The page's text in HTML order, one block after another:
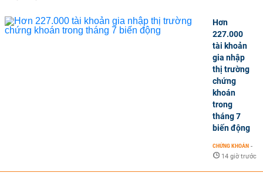
Hơn
227.000
tài khoản
gia nhập
thị trường
chứng
khoán
trong
tháng 7
biến động
CHỨNG KHOÁN -
14 giờ trước